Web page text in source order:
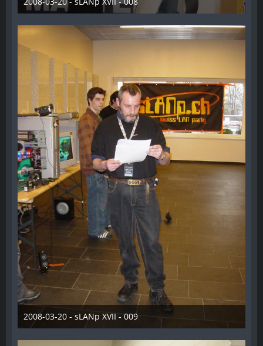
28. Dezember 2012
2008-03-20 - sLANp XVII - 009
28. Dezember 2012